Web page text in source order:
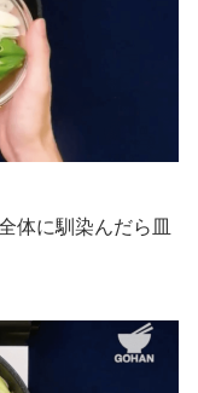
体に馴染んだら皿